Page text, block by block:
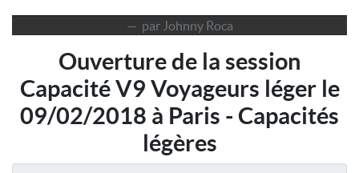
par Johnny Roca
Ouverture de la session
Capacité V9 Voyageurs léger le
09/02/2018 à Paris - Capacités
légères